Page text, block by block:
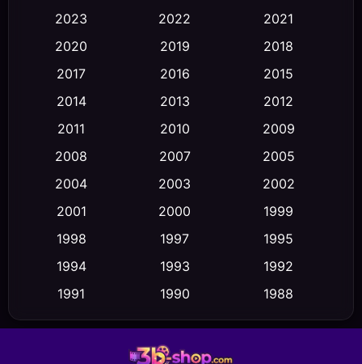
Classic หนังคลาสสิก (23)
Comedy ตลก (475)
Conspiracy
Crime อาชญากรรม (355)
Culture (23)
Dance เต้น
2023
2022
2021
2020
2019
2018
2017
2016
2015
2014
2013
2012
2011
2010
2009
2008
2007
2005
2004
2003
2002
2001
2000
1999
1998
1997
1995
1994
1993
1992
1991
1990
1988
1986
1985
1983
1981